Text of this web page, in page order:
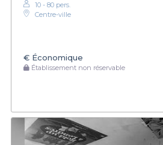
10 - 80 pers.
Centre-ville
€ Économique
Établissement non réservable